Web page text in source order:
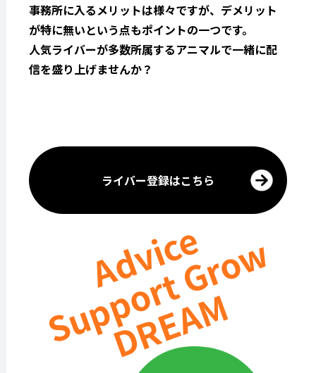
事務所に入るメリットは様々ですが、デメリット
が特に無いという点もポイントの一つです。
人気ライバーが多数所属するアニマルで一緒に配
信を盛り上げませんか？
ライバー登録はこちら
Advice
Support Grow
DREAM